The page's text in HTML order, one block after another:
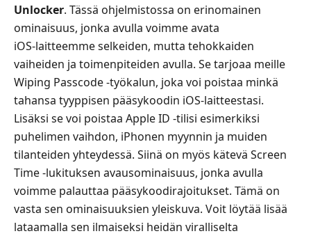
Unlocker. Tässä ohjelmistossa on erinomainen
ominaisuus, jonka avulla voimme avata
iOS‑laitteemme selkeiden, mutta tehokkaiden
vaiheiden ja toimenpiteiden avulla. Se tarjoaa meille
Wiping Passcode ‑työkalun, joka voi poistaa minkä
tahansa tyyppisen pääsykoodin iOS‑laitteestasi.
Lisäksi se voi poistaa Apple ID ‑tilisi esimerkiksi
puhelimen vaihdon, iPhonen myynnin ja muiden
tilanteiden yhteydessä. Siinä on myös kätevä Screen
Time ‑lukituksen avausominaisuus, jonka avulla
voimme palauttaa pääsykoodirajoitukset. Tämä on
vasta sen ominaisuuksien yleiskuva. Voit löytää lisää
lataamalla sen ilmaiseksi heidän viralliselta